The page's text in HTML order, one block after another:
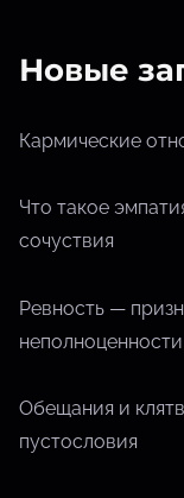
Новые
Кармические
Что такое
сочуствия
Ревность —
неполноценности
Обещания и
пустословия